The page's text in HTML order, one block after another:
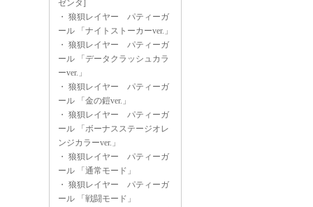
ゼンタ]
・ 狼狽レイヤー パティーガ
ール 「ナイトストーカーver.」
・ 狼狽レイヤー パティーガ
ール 「データクラッシュカラ
ーver.」
・ 狼狽レイヤー パティーガ
ール 「金の鎧ver.」
・ 狼狽レイヤー パティーガ
ール 「ボーナスステージオレ
ンジカラーver.」
・ 狼狽レイヤー パティーガ
ール 「通常モード」
・ 狼狽レイヤー パティーガ
ール 「戦闘モード」